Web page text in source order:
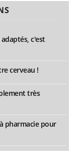
c'est
cerveau !
très
pharmacie pour